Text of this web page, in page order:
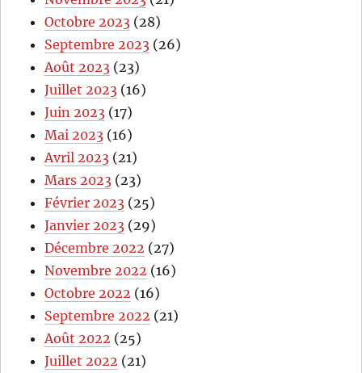
Octobre 2023 (28)
Septembre 2023 (26)
Août 2023 (23)
Juillet 2023 (16)
Juin 2023 (17)
Mai 2023 (16)
Avril 2023 (21)
Mars 2023 (23)
Février 2023 (25)
Janvier 2023 (29)
Décembre 2022 (27)
Novembre 2022 (16)
Octobre 2022 (16)
Septembre 2022 (21)
Août 2022 (25)
Juillet 2022 (21)